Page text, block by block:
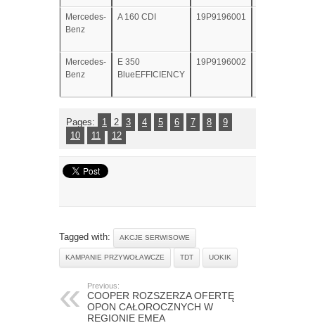
Mercedes-
Benz
A 160 CDI 19P9196001
Mercedes-
Benz
E 350
BlueEFFICIENCY
19P9196002
Pages: 1 2 3 4 5 6 7 8
9
10
11 12
Tagged with: AKCJE SERWISOWE
KAMPANIE PRZYWOŁAWCZE TDT UOKIK
Previous:
COOPER ROZSZERZA OFERTĘ
OPON CAŁOROCZNYCH W
REGIONIE EMEA